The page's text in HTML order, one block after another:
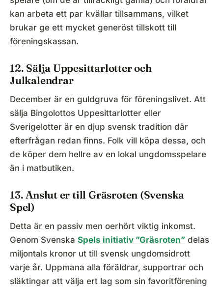
kan arbeta ett par kvällar tillsammans, vilket
brukar ge ett mycket generöst tillskott till
föreningskassan.
12. Sälja Uppesittarlotter och
Julkalendrar
December är en guldgruva för föreningslivet. Att
sälja Bingolottos Uppesittarlotter eller
Sverigelotter är en djup svensk tradition där
efterfrågan redan finns. Folk vill köpa dessa, och
de köper dem hellre av en lokal ungdomsspelare
än i matbutiken.
13. Anslut er till Gräsroten (Svenska
Spel)
Detta är en passiv men oerhört viktig inkomst.
Genom Svenska Spels initiativ ”Gräsroten” delas
miljontals kronor ut till svensk ungdomsidrott
varje år. Uppmana alla föräldrar, supportrar och
släktingar att välja ert lag som sin favoritförening